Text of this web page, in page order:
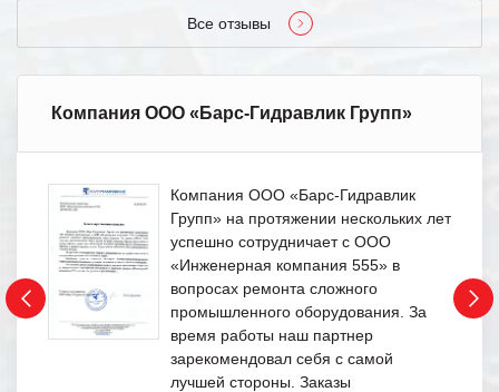
Все отзывы
Компания ООО «Барс-Гидравлик Групп»
Компания ООО «Барс-Гидравлик
Групп» на протяжении нескольких лет
успешно сотрудничает с ООО
«Инженерная компания 555» в
вопросах ремонта сложного
промышленного оборудования. За
время работы наш партнер
зарекомендовал себя с самой
лучшей стороны. Заказы